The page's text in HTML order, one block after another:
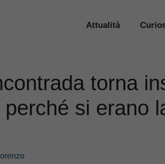
Attualità
torna
si erano